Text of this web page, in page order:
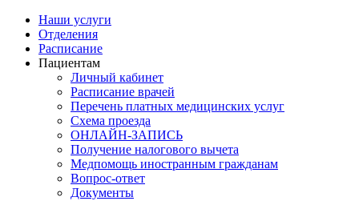
Наши услуги
Отделения
Расписание
Пациентам
Личный кабинет
Расписание врачей
Перечень платных медицинских услуг
Схема проезда
ОНЛАЙН-ЗАПИСЬ
Получение налогового вычета
Медпомощь иностранным гражданам
Вопрос-ответ
Документы